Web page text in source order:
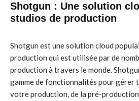
Shotgun : Une solution
studios de production
Shotgun est une solution cloud
production qui est utilisée par de
production à travers le monde.
gamme de fonctionnalités pour gérer
votre production, de la pré-